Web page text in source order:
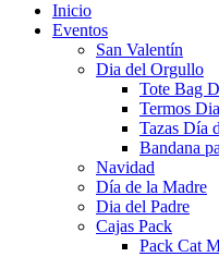
Inicio
Eventos
San Valentín
Dia del Orgullo
Tote Bag
Termos
Tazas Día
Bandana
Navidad
Día de la Madre
Dia del Padre
Cajas Pack
Pack Cat